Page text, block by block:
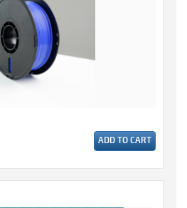
ADD TO CART